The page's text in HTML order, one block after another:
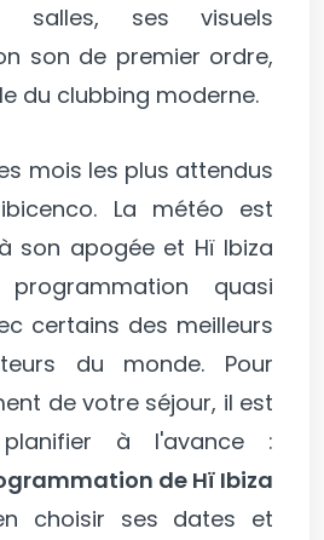
salles, ses visuels
son de premier ordre,
du clubbing moderne.
mois les plus attendus
La météo est
son apogée et Hï Ibiza
quasi
certains des meilleurs
du monde. Pour
de votre séjour, il est
à l'avance :
de Hï Ibiza
choisir ses dates et